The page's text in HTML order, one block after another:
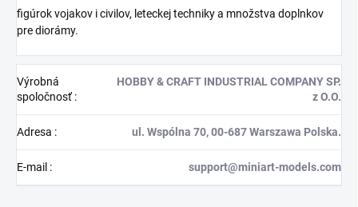
figúrok vojakov i civilov, leteckej techniky a množstva doplnkov
pre diorámy.
Výrobná
spoločnosť:
HOBBY & CRAFT INDUSTRIAL COMPANY SP.
z O.O.
Adresa : ul. Wspólna 70, 00-687 Warszawa Polska.
E-mail : support@miniart-models.com